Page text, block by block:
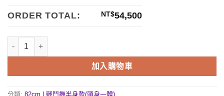
ORDER TOTAL: NT$54,500
加入購物車
分類: 82cm | 戰鬥機半身款(頭身一體)